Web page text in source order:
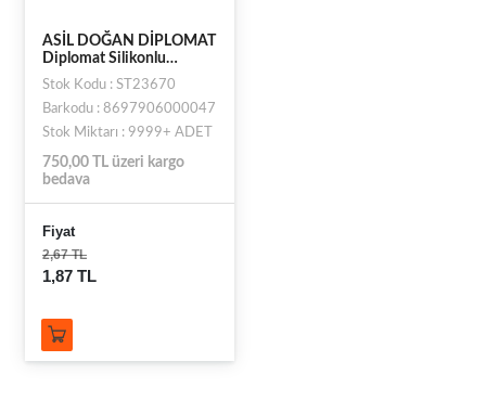
ASİL DOĞAN DİPLOMAT
Diplomat Silikonlu
Pencereli -90 Gr. (10.5x24
cm)
Stok Kodu : ST23670
Barkodu : 8697906000047
Stok Miktarı : 9999+ ADET
750,00 TL üzeri kargo
bedava
Fiyat
2,67 TL
1,87 TL